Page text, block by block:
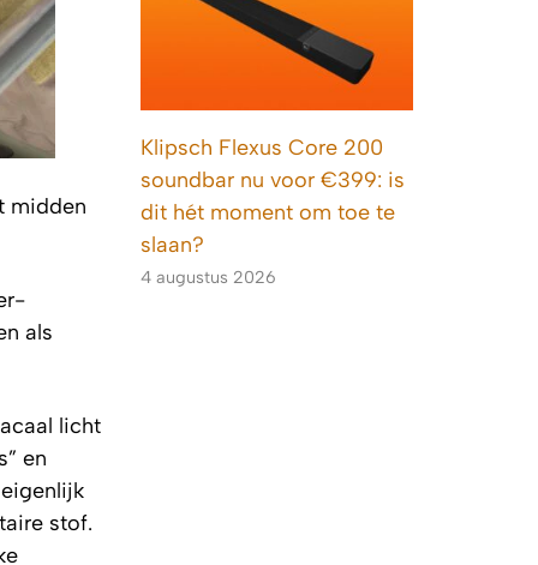
midden
als
licht
en
stof.
Klipsch Flexus Core 200
soundbar nu voor €399: is
dit hét moment om toe te
slaan?
4 augustus 2026